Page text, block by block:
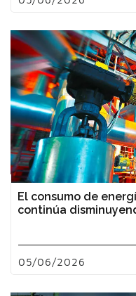
El consumo de
continúa
05/06/2026